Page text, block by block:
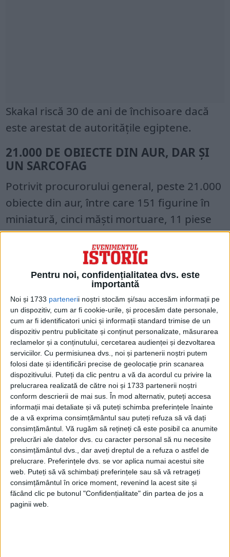
Pentru noi, confidențialitatea dvs. este
importantă
Noi și 1733 partenerii noștri stocăm și/sau accesăm informații pe
un dispozitiv, cum ar fi cookie-urile, și procesăm date personale,
cum ar fi identificatori unici și informații standard trimise de un
dispozitiv pentru publicitate și conținut personalizate, măsurarea
reclamelor și a conținutului, cercetarea audienței și dezvoltarea
serviciilor. Cu permisiunea dvs., noi și partenerii noștri putem
folosi date și identificări precise de geolocație prin scanarea
dispozitivului. Puteți da clic pentru a vă da acordul cu privire la
prelucrarea realizată de către noi și 1733 partenerii noștri
conform descrierii de mai sus. În mod alternativ, puteți accesa
informații mai detaliate și vă puteți schimba preferințele înainte
de a vă exprima consimțământul sau puteți refuza să vă dați
consimțământul. Vă rugăm să rețineți că este posibil ca anumite
prelucrări ale datelor dvs. cu caracter personal să nu necesite
consimțământul dvs., dar aveți dreptul de a refuza o astfel de
prelucrare. Preferințele dvs. se vor aplica numai acestui site
web. Puteți să vă schimbați preferințele sau să vă retrageți
consimțământul în orice moment, revenind la acest site și
făcând clic pe butonul "Confidențialitate" din partea de jos a
paginii web.
Skakal riscă 30 de ani de închisoare dacă
este arestat de autorităţile egiptene.
21.000 DE OBIECTE DIN AUR, DAR ŞI
UN SARCOFAG
Potrivit procurorului general, peste 21.000
obiecte din aur, între care 151 figurine în
miniatură, cinci măşti mortuare, 11 piese
de ceramică, alte trei obiecte din ceramică
din perioada islamică, precum şi un
sarcofag din lemn făceau parte din
Poliţia italiană a găsit artefactele într-un
container la bordul unui vas plecat din
portul Alexandria cu destinaţia Salerno, în
2017.
Potrivit sursei judiciare, autorităţile
egiptene au găsit obiecte de valoare la
reşedinţa din Cairo a consulului Skakal şi în
seiful bancar al acestuia.